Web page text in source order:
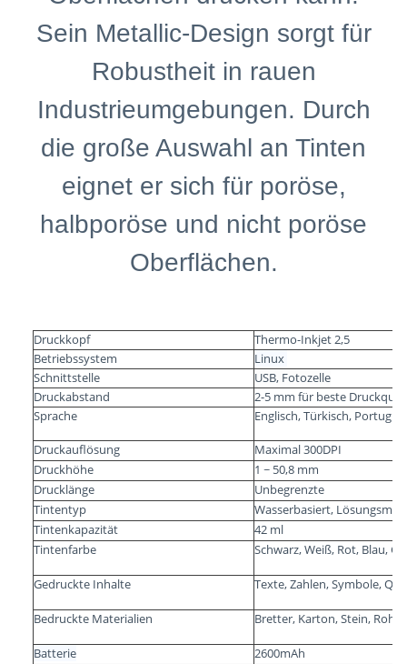
Sein Metallic-Design sorgt für
Robustheit in rauen
Industrieumgebungen. Durch
die große Auswahl an Tinten
eignet er sich für poröse,
halbporöse und nicht poröse
Oberflächen.
Druckkopf
Thermo-Inkjet 2,5
Betriebssystem
Linux
Schnittstelle
USB, Fotozelle
Druckabstand
2-5 mm für beste
Sprache
Englisch, Türkisch,
Druckauflösung
Maximal 300DPI
Druckhöhe
1 ~ 50,8 mm
Drucklänge
Unbegrenzte
Tintentyp
Wasserbasiert,
Tintenkapazität
42 ml
Tintenfarbe
Schwarz, Weiß, Rot, Blau,
Gedruckte Inhalte Texte, Zahlen, Symbole,
Bedruckte Materialien Bretter, Karton, Stein,
Batterie
2600mAh